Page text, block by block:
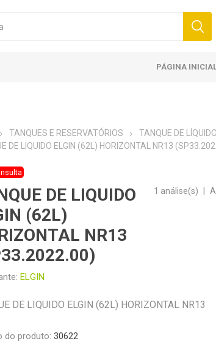
PÁGINA
TANQUES E RESERVATÓRIOS
TANQUE DE LÍQUIDO
DE LIQUIDO ELGIN (62L) HORIZONTAL NR13
DE LIQUIDO
(62L)
NR13
ELGIN
1 análise(s)
DE LIQUIDO ELGIN (62L) HORIZONTAL NR13
do produto: 30622